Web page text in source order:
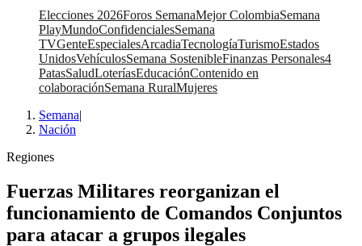
Elecciones 2026Foros SemanaMejor ColombiaSemana
PlayMundoConfidencialesSemana
TVGenteEspecialesArcadiaTecnologíaTurismoEstados
UnidosVehículosSemana SostenibleFinanzas Personales4
PatasSaludLoteríasEducaciónContenido en
colaboraciónSemana RuralMujeres
Semana|
Nación
Regiones
Fuerzas Militares reorganizan el
funcionamiento de Comandos Conjuntos
para atacar a grupos ilegales